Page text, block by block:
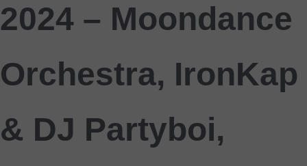
2024 – Moondance
Orchestra, IronKap
& DJ Partyboi,